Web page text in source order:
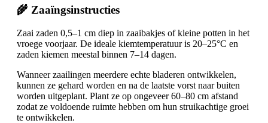
🌾 Zaaïngsinstructies
Zaai zaden 0,5–1 cm diep in zaaibakjes of kleine potten in het
vroege voorjaar. De ideale kiemtemperatuur is 20–25°C en
zaden kiemen meestal binnen 7–14 dagen.
Wanneer zaailingen meerdere echte bladeren ontwikkelen,
kunnen ze gehard worden en na de laatste vorst naar buiten
worden uitgeplant. Plant ze op ongeveer 60–80 cm afstand
zodat ze voldoende ruimte hebben om hun struikachtige groei
te ontwikkelen.